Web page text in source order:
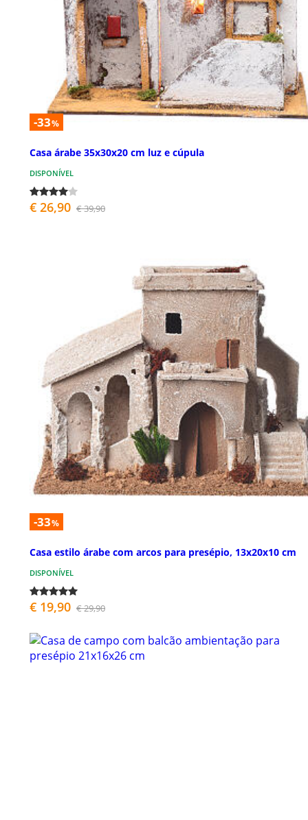
-33%
Casa árabe 35x30x20 cm luz e cúpula
DISPONÍVEL
€ 26,90 € 39,90
-33%
Casa estilo árabe com arcos para presépio, 13x20x10 cm
DISPONÍVEL
€ 19,90 € 29,90